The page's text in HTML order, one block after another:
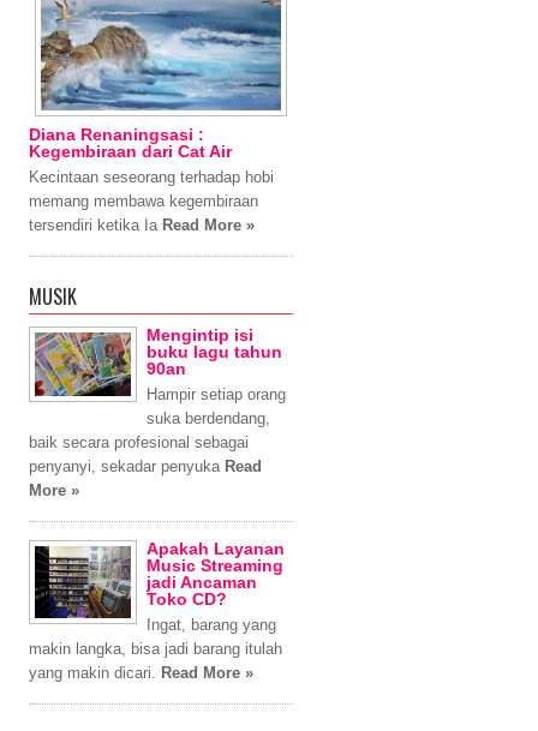
Diana Renaningsasi :
Kegembiraan dari Cat Air
Kecintaan seseorang terhadap hobi
memang membawa kegembiraan
tersendiri ketika Ia Read More »
MUSIK
Mengintip isi
buku lagu tahun
90an
Hampir setiap orang
suka berdendang,
baik secara profesional sebagai
penyanyi, sekadar penyuka Read
More »
Apakah Layanan
Music Streaming
jadi Ancaman
Toko CD?
Ingat, barang yang
makin langka, bisa jadi barang itulah
yang makin dicari.
Read More »